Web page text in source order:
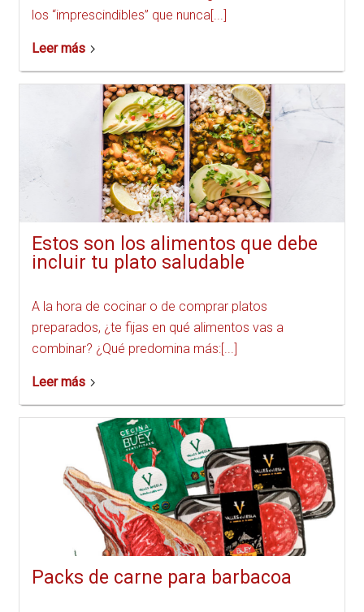
los “imprescindibles” que nunca[...]
Leer más
Estos son los alimentos que debe
incluir tu plato saludable
A la hora de cocinar o de comprar platos
preparados, ¿te fijas en qué alimentos vas a
combinar? ¿Qué predomina más:[...]
Leer más
Packs de carne para barbacoa